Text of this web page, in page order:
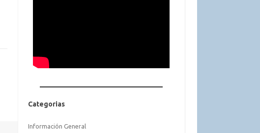
Categorias
Información General